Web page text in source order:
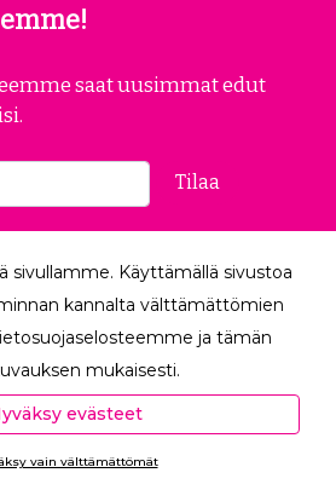
saat uusimmat edut
Tilaa
sivullamme. Käyttämällä sivustoa
kannalta välttämättömien
ja tämän
mukaisesti.
ja markkinointievästeet
ja analysoimaan
ja käyttöä (Analytiikka ja
evästeet
vain välttämättömät